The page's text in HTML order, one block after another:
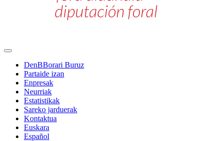
Main
Navigation
DenBBorari Buruz
Partaide izan
Enpresak
Neurriak
Estatistikak
Sareko jarduerak
Kontaktua
Euskara
Español